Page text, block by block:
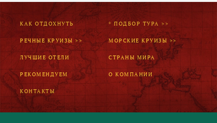
КАК ОТДОХНУТЬ * ПОДБОР ТУРА >>
РЕЧНЫЕ КРУИЗЫ >> МОРСКИЕ КРУИЗЫ >>
ЛУЧШИЕ ОТЕЛИ СТРАНЫ МИРА
РЕКОМЕНДУЕМ О КОМПАНИИ
КОНТАКТЫ